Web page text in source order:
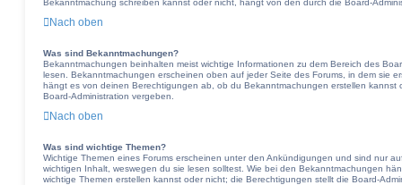
Bekanntmachung schreiben kannst oder nicht, hängt von den durch die Board-
Nach oben
Was sind Bekanntmachungen?
Bekanntmachungen beinhalten meist wichtige Informationen zu dem Bereich des
lesen. Bekanntmachungen erscheinen oben auf jeder Seite des Forums, in dem sie
hängt es von deinen Berechtigungen ab, ob du Bekanntmachungen erstellen kannst
Board-Administration vergeben.
Nach oben
Was sind wichtige Themen?
Wichtige Themen eines Forums erscheinen unter den Ankündigungen und sind nur
wichtigen Inhalt, weswegen du sie lesen solltest. Wie bei den Bekanntmachungen
wichtige Themen erstellen kannst oder nicht; die Berechtigungen stellt die Board-